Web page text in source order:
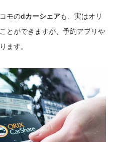
モのdカーシェアも、実はオリ
とができますが、予約アプリや
ます。